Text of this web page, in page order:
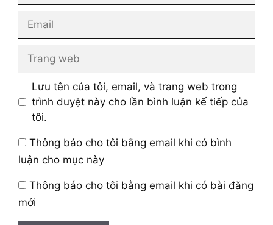
Email
Trang
Lưu tên của tôi, email, và trang web trong
trình duyệt này cho lần bình luận kế tiếp của
tôi.
Thông báo cho tôi bằng email khi có bình
luận cho mục này
Thông báo cho tôi bằng email khi có bài đăng
mới